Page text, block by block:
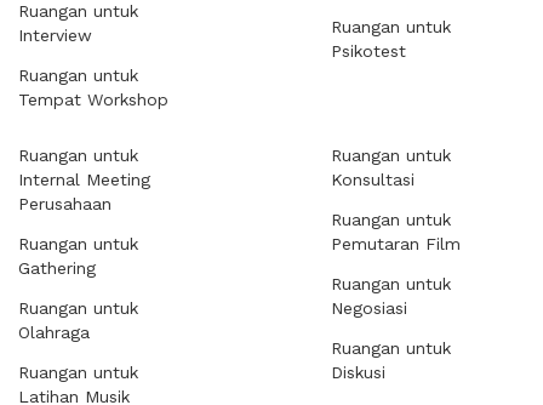
Ruangan untuk
Interview
Ruangan untuk
Tempat Workshop
Ruangan untuk
Psikotest
Ruangan untuk
Internal Meeting
Perusahaan
Ruangan untuk
Gathering
Ruangan untuk
Olahraga
Ruangan untuk
Latihan Musik
Ruangan untuk
Konsultasi
Ruangan untuk
Pemutaran Film
Ruangan untuk
Negosiasi
Ruangan untuk
Diskusi